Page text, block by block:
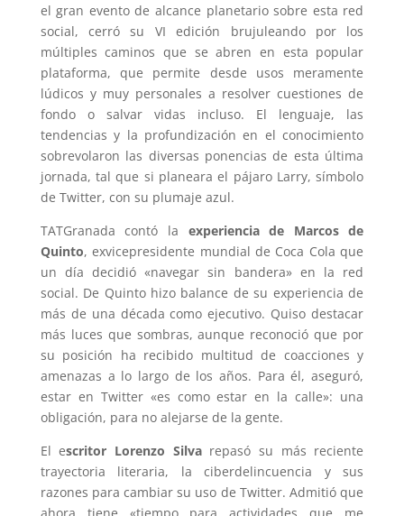
el gran evento de alcance planetario sobre esta red
social, cerró su VI edición brujuleando por los
múltiples caminos que se abren en esta popular
plataforma, que permite desde usos meramente
lúdicos y muy personales a resolver cuestiones de
fondo o salvar vidas incluso. El lenguaje, las
tendencias y la profundización en el conocimiento
sobrevolaron las diversas ponencias de esta última
jornada, tal que si planeara el pájaro Larry, símbolo
de Twitter, con su plumaje azul.
TATGranada contó la experiencia de Marcos de
Quinto, exvicepresidente mundial de Coca Cola que
un día decidió «navegar sin bandera» en la red
social. De Quinto hizo balance de su experiencia de
más de una década como ejecutivo. Quiso destacar
más luces que sombras, aunque reconoció que por
su posición ha recibido multitud de coacciones y
amenazas a lo largo de los años. Para él, aseguró,
estar en Twitter «es como estar en la calle»: una
obligación, para no alejarse de la gente.
El escritor Lorenzo Silvarepasó su más reciente
trayectoria literaria, la ciberdelincuencia y sus
razones para cambiar su uso de Twitter. Admitió que
ahora tiene «tiempo para actividades que me